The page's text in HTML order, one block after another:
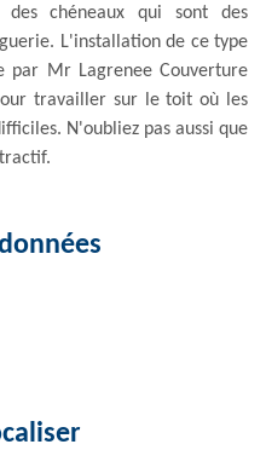
des chéneaux qui sont des
L'installation de ce type
par Mr Lagrenee Couverture
travailler sur le toit où les
N'oubliez pas aussi que